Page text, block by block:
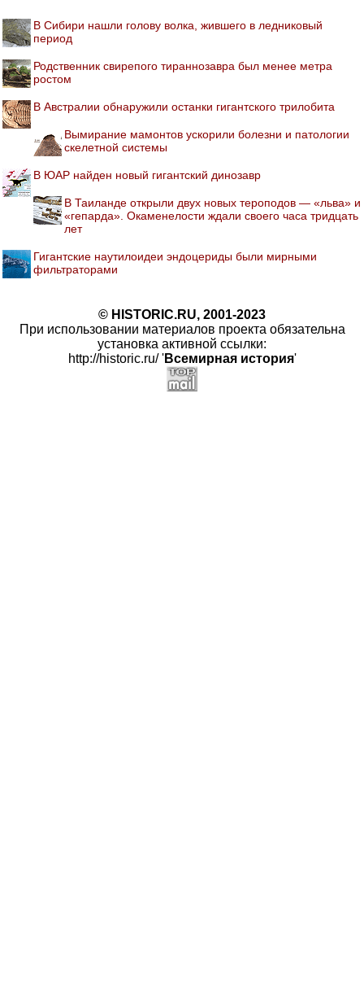
В Сибири нашли голову волка, жившего в ледниковый
период
Родственник свирепого тираннозавра был менее метра
ростом
В Австралии обнаружили останки гигантского трилобита
Вымирание мамонтов ускорили болезни и патологии
скелетной системы
В ЮАР найден новый гигантский динозавр
В Таиланде открыли двух новых тероподов — «льва» и
«гепарда». Окаменелости ждали своего часа тридцать
лет
Гигантские наутилоидеи эндоцериды были мирными
фильтраторами
© HISTORIC.RU, 2001-2023
При использовании материалов проекта обязательна
установка активной ссылки:
http://historic.ru/ 'Всемирная история'